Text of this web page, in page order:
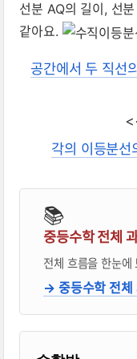
선분 AQ의 길이, 선
같아요.
공간에서 두 직선
각의 이등분선
📚
중등수학 전체
전체 흐름을 한눈에
→ 중등수학 전체
블로거 & 출